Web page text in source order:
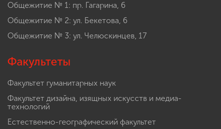
Общежитие № 1: пр. Гагарина, 6
Общежитие № 2: ул. Бекетова, 6
Общежитие № 3: ул. Челюскинцев, 17
Факультеты
Факультет гуманитарных наук
Факультет дизайна, изящных искусств и медиа-
технологий
Естественно-географический факультет